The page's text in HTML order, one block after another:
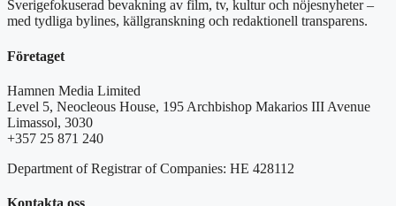
Sverigefokuserad bevakning av film, tv, kultur och nöjesnyheter –
med tydliga bylines, källgranskning och redaktionell transparens.
Företaget
Hamnen Media Limited
Level 5, Neocleous House, 195 Archbishop Makarios III Avenue
Limassol, 3030
+357 25 871 240
Department of Registrar of Companies: HE 428112